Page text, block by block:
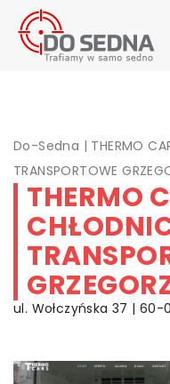
Do-Sedna | THERMO
TRANSPORTOWE
THERMO
ul. Wołczyńska 37 | 60-